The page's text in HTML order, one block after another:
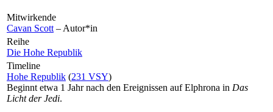
Mitwirkende
Cavan Scott – Autor*in
Reihe
Die Hohe Republik
Timeline
Hohe Republik (231 VSY)
Beginnt etwa 1 Jahr nach den Ereignissen auf Elphrona in Das
Licht der Jedi.